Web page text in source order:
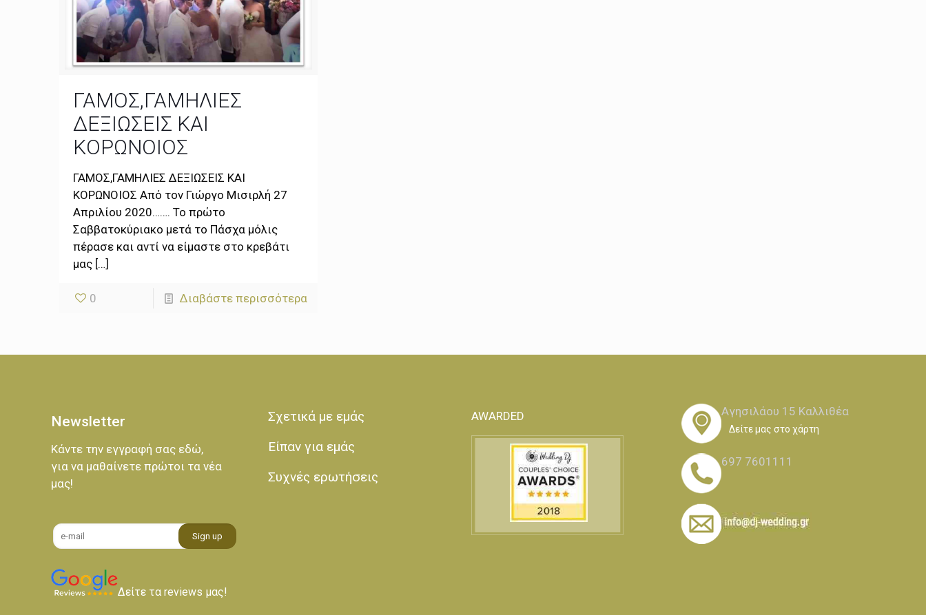
ΓΑΜΟΣ,ΓΑΜΗΛΙΕΣ
ΔΕΞΙΩΣΕΙΣ ΚΑΙ
ΚΟΡΩΝΟΙΟΣ
ΓΑΜΟΣ,ΓΑΜΗΛΙΕΣ ΔΕΞΙΩΣΕΙΣ ΚΑΙ
ΚΟΡΩΝΟΙΟΣ Από τον Γιώργο Μισιρλή 27
Απριλίου 2020……. Το πρώτο
Σαββατοκύριακο μετά το Πάσχα μόλις
πέρασε και αντί να είμαστε στο κρεβάτι
μας […]
0 Διαβάστε περισσότερα
Newsletter
Κάντε την εγγραφή σας εδώ,
για να μαθαίνετε πρώτοι τα νέα
μας!
Δείτε τα reviews μας!
Σχετικά με εμάς
Είπαν για εμάς
Συχνές ερωτήσεις
AWARDED Αγησιλάου 15 Καλλιθέα
Δείτε μας στο χάρτη
697 7601111